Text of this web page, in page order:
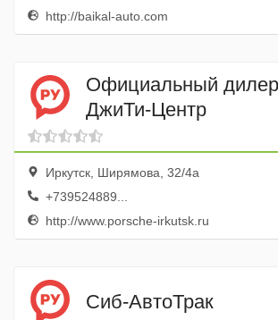
http://baikal-auto.com
Официальный
ДжиТи-Центр
Иркутск, Ширямова, 32/4а
+739524889...
http://www.porsche-irkutsk.ru
Сиб-АвтоТрак